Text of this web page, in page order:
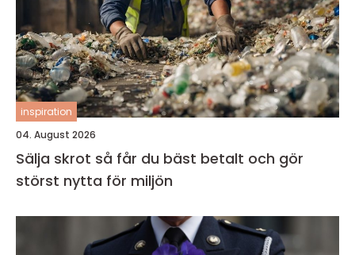
inspiration
04. August 2026
Sälja skrot så får du bäst betalt och gör
störst nytta för miljön